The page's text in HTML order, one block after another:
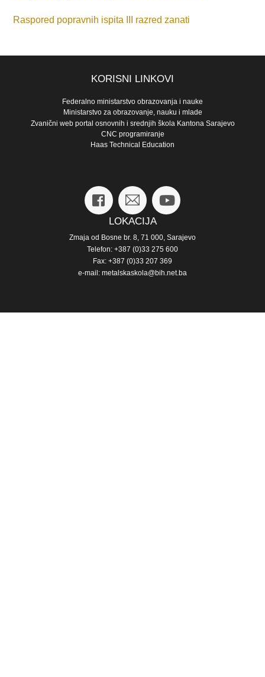
Raspored popravnih ispita III razred zanati
KORISNI LINKOVI
Federalno ministarstvo obrazovanja i nauke
Ministarstvo za obrazovanje, nauku i mlade
Zvanični web portal osnovnih i srednjih škola Kantona Sarajevo
CNC programiranje
Haas Technical Education
LOKACIJA
Zmaja od Bosne br. 8, 71 000, Sarajevo
Telefon: +387 (0)33 275 600
Fax: +387 (0)33 207 369
e-mail: metalskaskola@bih.net.ba